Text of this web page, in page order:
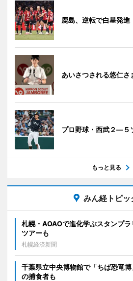
鹿島、逆転で白星発
あいさつされる悠仁さ
プロ野球・西武２―５
もっと見る
みん経トピッ
札幌・AOAOで進化学ぶスタンプ
ツアーも
札幌経済新聞
千葉県立中央博物館で「ちば恐竜
の捕食者も